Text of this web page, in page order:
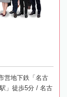
営地下鉄「名古
」徒歩5分 / 名古